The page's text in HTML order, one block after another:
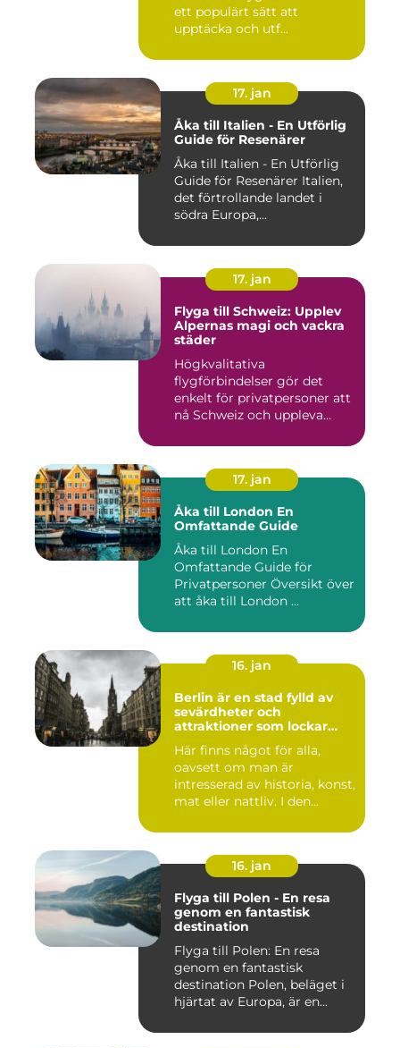
ett populärt sätt att
upptäcka och utf...
17. jan
Åka till Italien - En Utförlig
Guide för Resenärer
Åka till Italien - En Utförlig
Guide för Resenärer Italien,
det förtrollande landet i
södra Europa,...
17. jan
Flyga till Schweiz: Upplev
Alpernas magi och vackra
städer
Högkvalitativa
flygförbindelser gör det
enkelt för privatpersoner att
nå Schweiz och uppleva
17. jan
Åka till London En
Omfattande Guide
Åka till London En
Omfattande Guide för
Privatpersoner Översikt över
att åka till London ...
16. jan
Berlin är en stad fylld av
sevärdheter och
attraktioner som lockar
Här finns något för alla,
oavsett om man är
intresserad av historia, konst,
mat eller nattliv. I den...
16. jan
Flyga till Polen - En resa
genom en fantastisk
destination
Flyga till Polen: En resa
genom en fantastisk
destination Polen, beläget i
hjärtat av Europa, är en...